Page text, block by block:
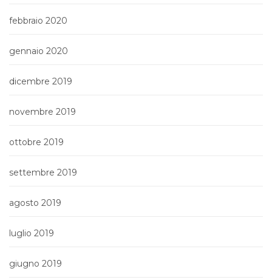
febbraio 2020
gennaio 2020
dicembre 2019
novembre 2019
ottobre 2019
settembre 2019
agosto 2019
luglio 2019
giugno 2019